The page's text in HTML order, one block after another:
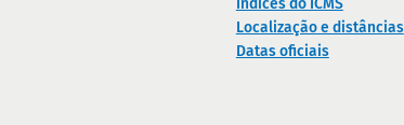
Índices do ICMS
Localização e distâncias
Datas oficiais